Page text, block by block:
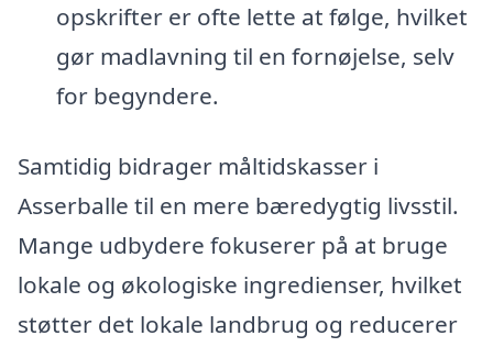
opskrifter er ofte lette at følge, hvilket
gør madlavning til en fornøjelse, selv
for begyndere.
Samtidig bidrager måltidskasser i
Asserballe til en mere bæredygtig livsstil.
Mange udbydere fokuserer på at bruge
lokale og økologiske ingredienser, hvilket
støtter det lokale landbrug og reducerer